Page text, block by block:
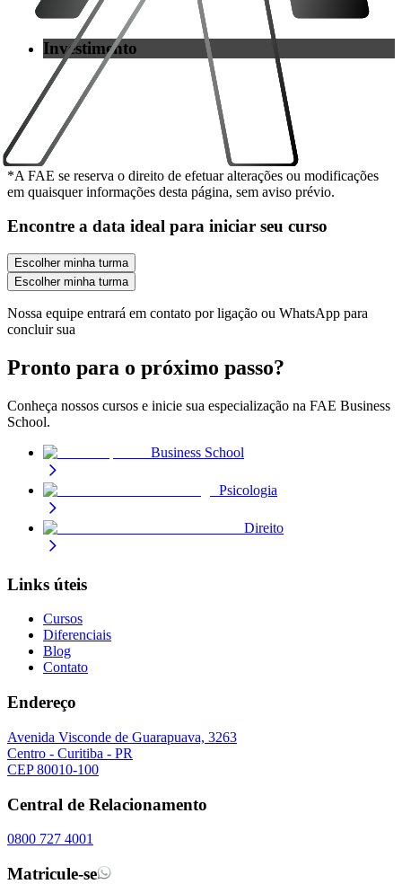
Investimento
*A FAE se reserva o direito de efetuar alterações ou modificações
em quaisquer informações desta página, sem aviso prévio.
Encontre a data ideal para iniciar seu curso
Escolher minha turma
Escolher minha turma
Nossa equipe entrará em contato por ligação ou WhatsApp para
concluir sua
Pronto para o próximo passo?
Conheça nossos cursos e inicie sua especialização na FAE Business
School.
Business School
Psicologia
Direito
Links úteis
Cursos
Diferenciais
Blog
Contato
Endereço
Avenida Visconde de Guarapuava, 3263
Centro - Curitiba - PR
CEP 80010-100
Central de Relacionamento
0800 727 4001
Matricule-se